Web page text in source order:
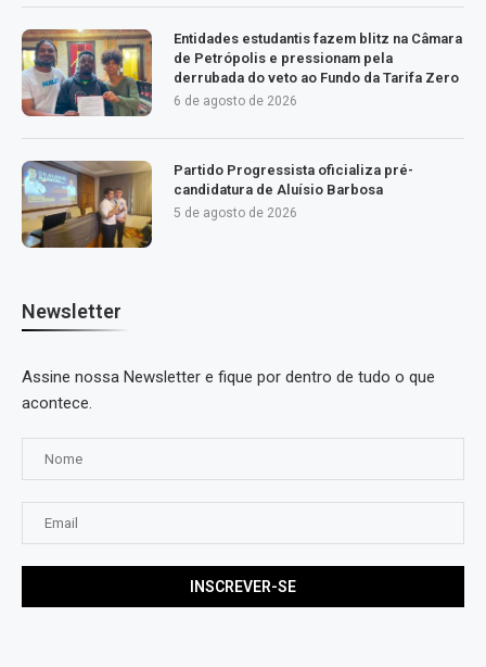
Entidades estudantis fazem blitz na Câmara
de Petrópolis e pressionam pela
derrubada do veto ao Fundo da Tarifa Zero
6 de agosto de 2026
Partido Progressista oficializa pré-
candidatura de Aluísio Barbosa
5 de agosto de 2026
Newsletter
Assine nossa Newsletter e fique por dentro de tudo o que
acontece.